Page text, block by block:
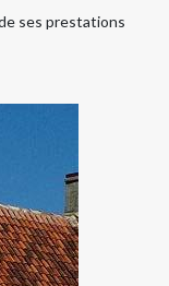
ses prestations